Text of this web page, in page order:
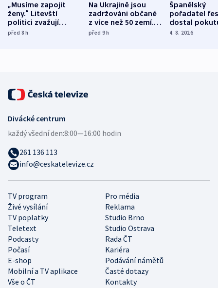
„Musíme zapojit
ženy.“ Litevští
politici zvažují
dohodu o
před 8h
Na Ukrajině jsou
zadržováni občané
z více než 50 zemí.
Bojovali na straně
před 9h
Španělský
pořadatel
dostal
nekalé
4. 8. 2026
TV program
Pro média
Živé vysílání
Reklama
TV poplatky
Studio Brno
Teletext
Studio Ostrava
Podcasty
Rada ČT
Počasí
Kariéra
E-shop
Podávání námětů
Mobilní a TV aplikace
Časté dotazy
Vše o ČT
Kontakty
Divácké centrum
každý všední den:8:00—16:00 hodin
261 136 113
info@ceskatelevize.cz